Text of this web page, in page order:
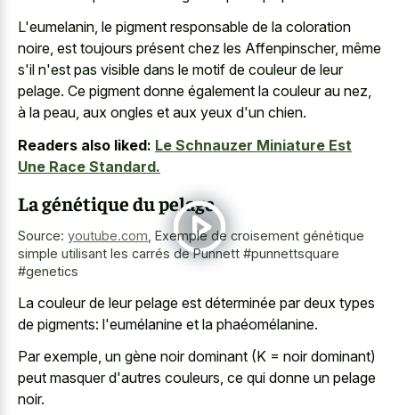
L'eumelanin, le pigment responsable de la coloration
noire, est toujours présent chez les Affenpinscher, même
s'il n'est pas visible dans le motif de couleur de leur
pelage. Ce pigment donne également la couleur au nez,
à la peau, aux ongles et aux yeux d'un chien.
Readers also liked: Le Schnauzer Miniature Est
Une Race Standard.
La génétique du pelage
Source: youtube.com Exemple de croisement génétique
simple utilisant les carrés de Punnett #punnettsquare
#genetics
La couleur de leur pelage est déterminée par deux types
de pigments: l'eumélanine et la phaéomélanine.
Par exemple, un gène noir dominant (K = noir dominant)
peut masquer d'autres couleurs, ce qui donne un pelage
noir.